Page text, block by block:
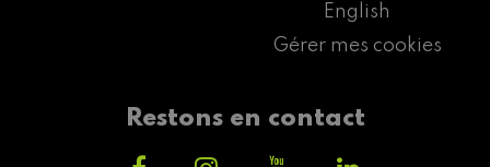
English
Gérer mes cookies
Restons en contact